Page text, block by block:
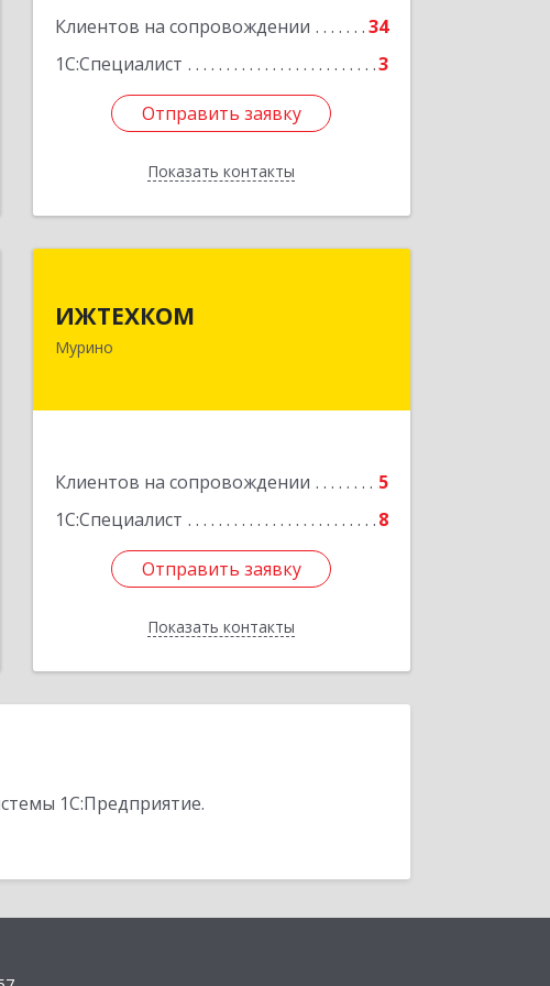
Клиентов на сопровождении
34
1С:Специалист
3
Отправить заявку
Показать контакты
Отправить заявку
Назад
ИЖТЕХКОМ
Мурино
Клиентов на сопровождении
5
1С:Специалист
8
Отправить заявку
Показать контакты
Отправить заявку
Назад
1С:Предприятие.